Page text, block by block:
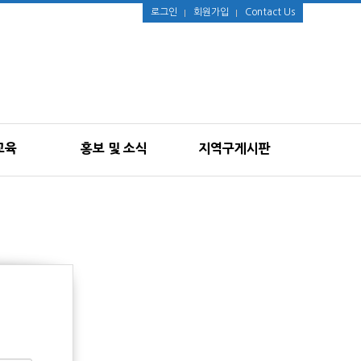
Contact Us
회원가입
로그인
육 홍보 및 소식 지역구게시판